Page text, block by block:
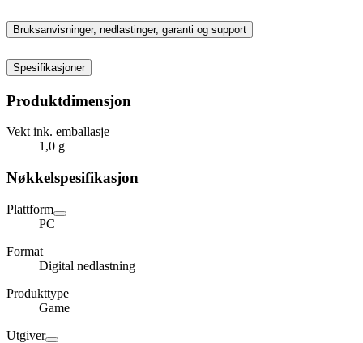
Bruksanvisninger, nedlastinger, garanti og support
Spesifikasjoner
Produktdimensjon
Vekt ink. emballasje
1,0 g
Nøkkelspesifikasjon
Plattform
PC
Format
Digital nedlastning
Produkttype
Game
Utgiver